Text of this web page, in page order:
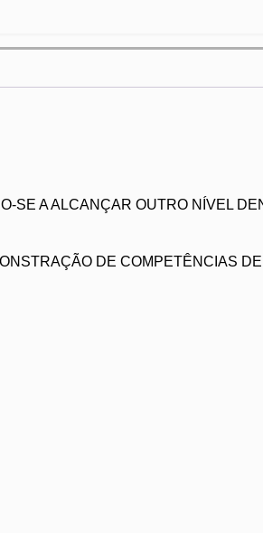
SE A ALCANÇAR OUTRO NÍVEL
DE COMPETÊNCIAS